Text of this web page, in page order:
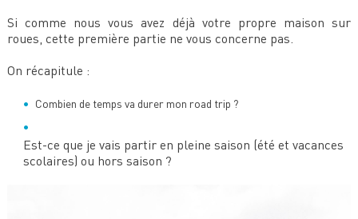
Si comme nous vous avez déjà votre propre maison sur
roues, cette première partie ne vous concerne pas.
On récapitule :
Combien de temps va durer mon road trip ?
Est-ce que je vais partir en pleine saison (été et vacances
scolaires) ou hors saison ?